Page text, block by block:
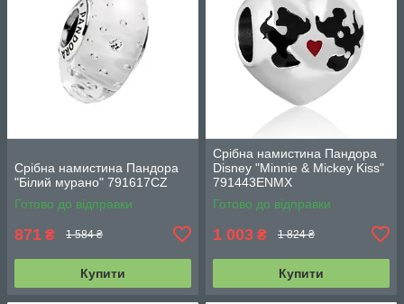
Срібна намистина Пандора
"Білий мурано" 791617CZ
Готово до відправки
871 ₴ 1 584 ₴
Купити
Срібна намистина Пандора
Disney "Minnie & Mickey Kiss"
791443ENMX
Готово до відправки
1 003 ₴ 1 824 ₴
Купити